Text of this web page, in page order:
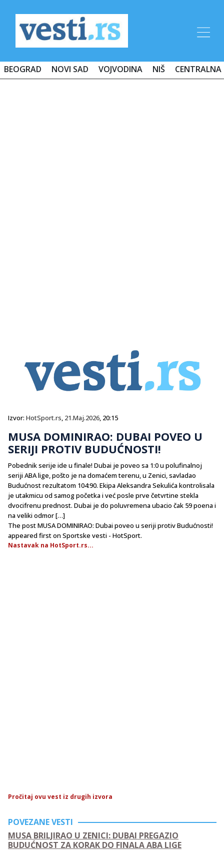
BEOGRAD NOVI SAD VOJVODINA NIŠ CENTRALNA
Izvor: HotSport.rs, 21.Maj.2026, 20:15
MUSA DOMINIRAO: DUBAI POVEO U
SERIJI PROTIV BUDUĆNOSTI!
Pobednik serije ide u finale! Dubai je poveo sa 1:0 u polufinalnoj
seriji ABA lige, pošto je na domaćem terenu, u Zenici, savladao
Budućnost rezultatom 104:90. Ekipa Aleksandra Sekulića kontrolisala
je utakmicu od samog početka i već posle prve četvrtine stekla
dvocifrenu prednost. Dubai je do poluvremena ubacio čak 59 poena i
na veliki odmor […]
The post MUSA DOMINIRAO: Dubai poveo u seriji protiv Budućnosti!
appeared first on Sportske vesti - HotSport.
Nastavak na HotSport.rs...
Pročitaj ovu vest iz drugih izvora
POVEZANE VESTI
MUSA BRILJIRAO U ZENICI: DUBAI PREGAZIO
BUDUĆNOST ZA KORAK DO FINALA ABA LIGE